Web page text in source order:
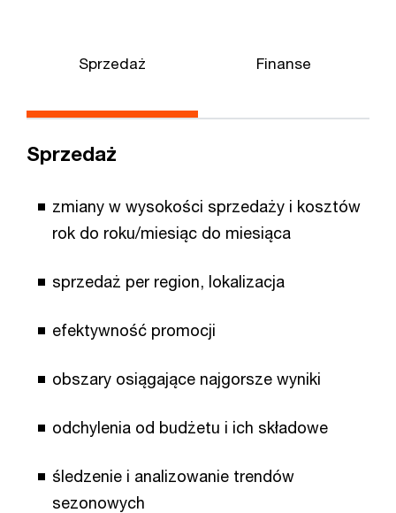
Sprzedaż Finanse
Sprzedaż
zmiany w wysokości sprzedaży i kosztów
rok do roku/miesiąc do miesiąca
sprzedaż per region, lokalizacja
efektywność promocji
obszary osiągające najgorsze wyniki
odchylenia od budżetu i ich składowe
śledzenie i analizowanie trendów
sezonowych